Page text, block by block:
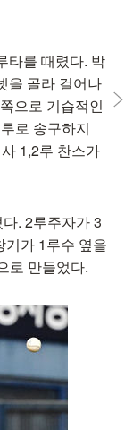
타를 때렸다. 박
을 골라 걸어나
으로 기습적인
로 송구하지
1,2루 찬스가
. 2루주자가 3
기가 1루수 옆을
로 만들었다.